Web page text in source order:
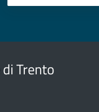
Trento